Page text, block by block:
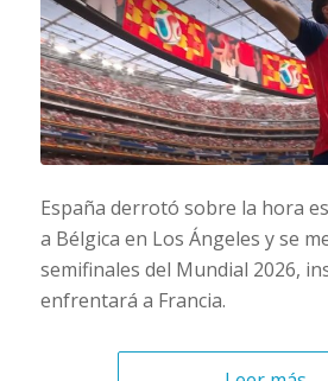
España derrotó sobre la hora
a Bélgica en Los Ángeles y se
semifinales del Mundial 2026,
enfrentará a Francia.